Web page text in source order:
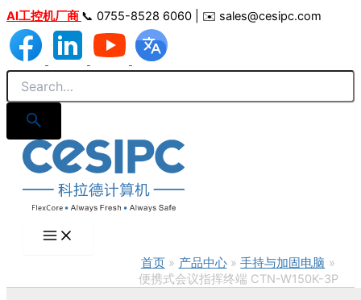
跳
至
内
容
AI工控机厂商 📞 0755-8528 6060 | ✉️ sales@cesipc.com
首页 产品中心
手持与加固电脑
便携式会议指挥终端 CTN-W150K-3P